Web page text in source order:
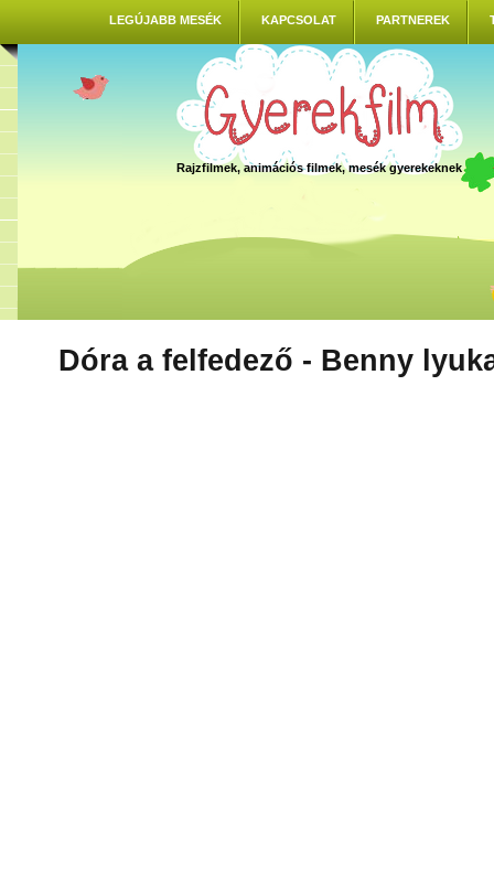
LEGÚJABB MESÉK KAPCSOLAT PARTNEREK
Rajzfilmek, animációs filmek, mesék gyerekeknek
Dóra a felfedező - Benny